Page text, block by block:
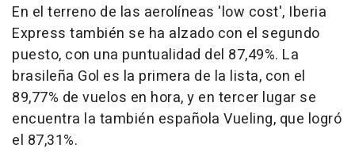
En el terreno de las aerolíneas 'low cost', Iberia
Express también se ha alzado con el segundo
puesto, con una puntualidad del 87,49%. La
brasileña Gol es la primera de la lista, con el
89,77% de vuelos en hora, y en tercer lugar se
encuentra la también española Vueling, que logró
el 87,31%.